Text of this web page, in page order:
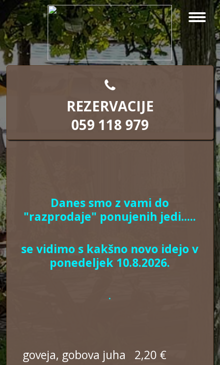
REZERVACIJE
059 118 979
Danes smo z vami do
"razprodaje" ponujenih jedi.....
se vidimo s kakšno novo idejo v
ponedeljek 10.8.2026.
.
goveja, gobova juha 2,20 €